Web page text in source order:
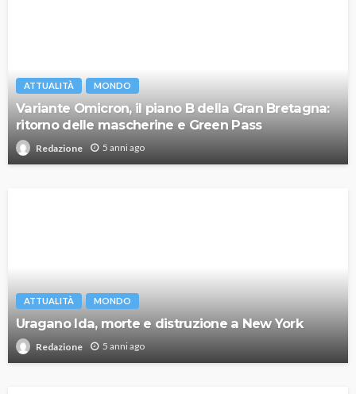
ATTUALITÀ MONDO
Variante Omicron, il piano B della Gran Bretagna:
ritorno delle mascherine e Green Pass
Redazione 5 anni ago
ATTUALITÀ MONDO
Uragano Ida, morte e distruzione a New York
Redazione 5 anni ago